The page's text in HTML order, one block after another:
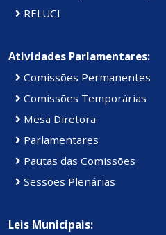
RELUCI
Atividades Parlamentares:
Comissões Permanentes
Comissões Temporárias
Mesa Diretora
Parlamentares
Pautas das Comissões
Sessões Plenárias
Leis Municipais: